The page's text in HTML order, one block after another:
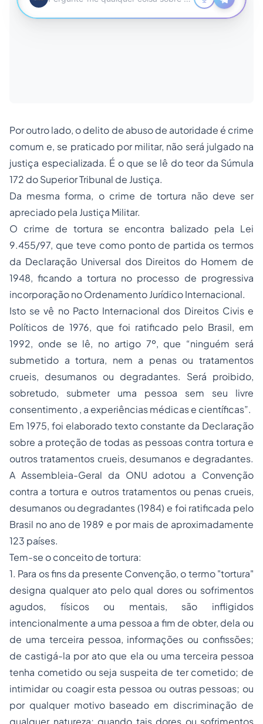
Por outro lado, o delito de abuso de autoridade é crime
comum e, se praticado por militar, não será julgado na
justiça especializada. É o que se lê do teor da Súmula
172 do Superior Tribunal de Justiça.
Da mesma forma, o crime de tortura não deve ser
apreciado pela Justiça Militar.
O crime de tortura se encontra balizado pela Lei
9.455/97, que teve como ponto de partida os termos
da Declaração Universal dos Direitos do Homem de
1948, ficando a tortura no processo de progressiva
incorporação no Ordenamento Jurídico Internacional.
Isto se vê no Pacto Internacional dos Direitos Civis e
Políticos de 1976, que foi ratificado pelo Brasil, em
1992, onde se lê, no artigo 7º, que “ninguém será
submetido a tortura, nem a penas ou tratamentos
crueis, desumanos ou degradantes. Será proibido,
sobretudo, submeter uma pessoa sem seu livre
consentimento , a experiências médicas e científicas”.
Em 1975, foi elaborado texto constante da Declaração
sobre a proteção de todas as pessoas contra tortura e
outros tratamentos crueis, desumanos e degradantes.
A Assembleia-Geral da ONU adotou a Convenção
contra a tortura e outros tratamentos ou penas crueis,
desumanos ou degradantes (1984) e foi ratificada pelo
Brasil no ano de 1989 e por mais de aproximadamente
123 países.
Tem-se o conceito de tortura:
1. Para os fins da presente Convenção, o termo "tortura"
designa qualquer ato pelo qual dores ou sofrimentos
agudos, físicos ou mentais, são infligidos
intencionalmente a uma pessoa a fim de obter, dela ou
de uma terceira pessoa, informações ou confissões;
de castigá-la por ato que ela ou uma terceira pessoa
tenha cometido ou seja suspeita de ter cometido; de
intimidar ou coagir esta pessoa ou outras pessoas; ou
por qualquer motivo baseado em discriminação de